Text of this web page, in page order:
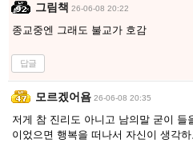
그림책 26-06-08 20:22
종교중엔 그래도 불교가 호감
답글
모르겠어욤 26-06-08 20:35
저게 참 진리도 아니고 남의말 굳이
이었으면 행복을 떠나서 자신이 생각